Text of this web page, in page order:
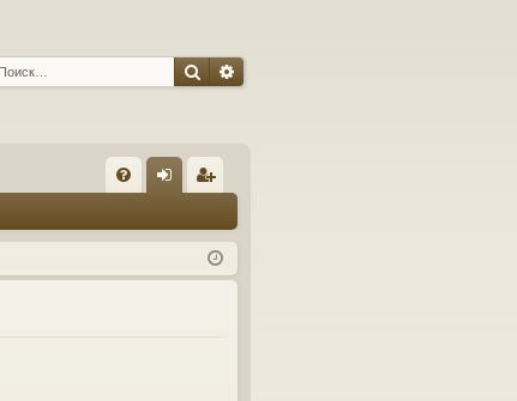
ПоискРасширенный поиск
Q д ис
тр